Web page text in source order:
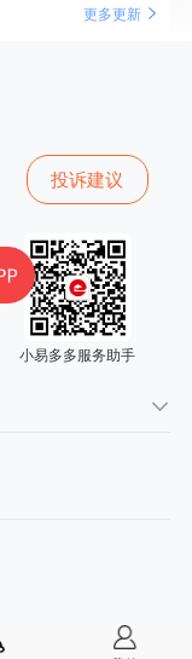
更多更新
投诉建议
小易多多服务助手